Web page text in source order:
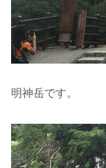
明神岳です。